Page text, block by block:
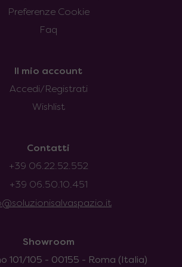
Preferenze Cookie
Faq
Il mio account
Accedi/Registrati
Wishlist
Contatti
+39 06.22.52.552
+39 06.50.10.451
Showroom
101/105 - 00155 - Roma (Italia)